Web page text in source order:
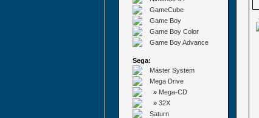
GameCube
Game Boy
Game Boy Color
Game Boy Advance
Sega:
Master System
Mega Drive
» Mega-CD
» 32X
Saturn